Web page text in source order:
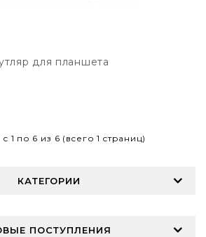
для планшета
1 по 6 из 6 (всего 1 страниц)
КАТЕГОРИИ
ПОСТУПЛЕНИЯ